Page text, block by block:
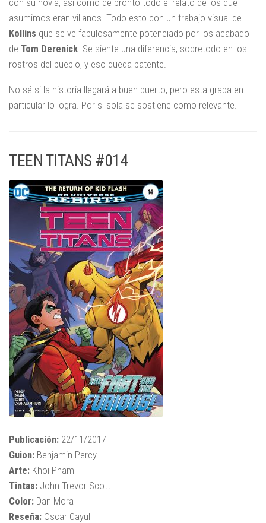
con su novia, así como de pronto todo el relato de los que
asumimos eran villanos. Todo esto con un trabajo visual de
Kollins que se ve fabulosamente potenciado por los acabado
de Tom Derenick. Se siente una diferencia, sobretodo en los
rostros del pueblo, y eso queda patente.
No sé si la historia llegará a buen puerto, pero esta grapa en
particular lo logra. Por si sola se sostiene como relevante.
TEEN TITANS #014
Publicación: 22/11/2017
Guion: Benjamin Percy
Arte: Khoi Pham
Tintas: John Trevor Scott
Color: Dan Mora
Reseña: Oscar Cayul